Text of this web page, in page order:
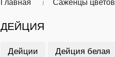
Главная Саженцы цветов
ДЕЙЦИЯ
Дейции Дейция белая